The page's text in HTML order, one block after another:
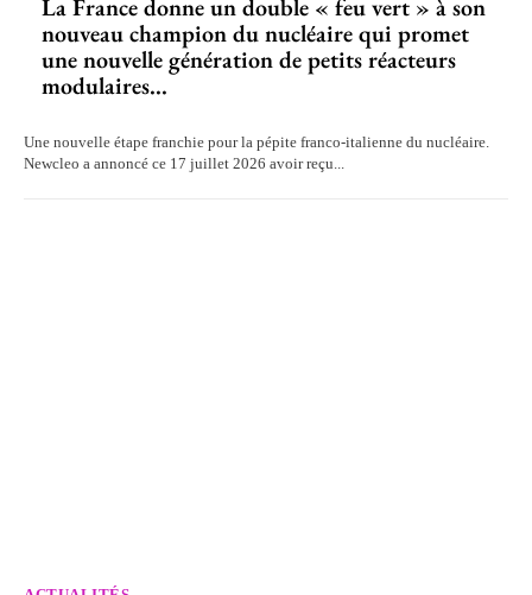
La France donne un double « feu vert » à son
nouveau champion du nucléaire qui promet
une nouvelle génération de petits réacteurs
modulaires...
Une nouvelle étape franchie pour la pépite franco-italienne du nucléaire.
Newcleo a annoncé ce 17 juillet 2026 avoir reçu...